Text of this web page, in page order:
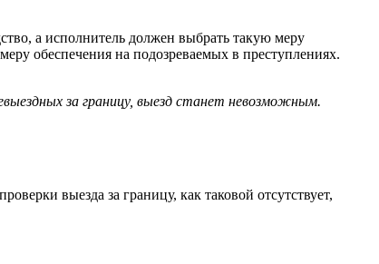
а исполнитель должен выбрать такую меру
обеспечения на подозреваемых в преступлениях.
за границу, выезд станет невозможным.
выезда за границу, как таковой отсутствует,